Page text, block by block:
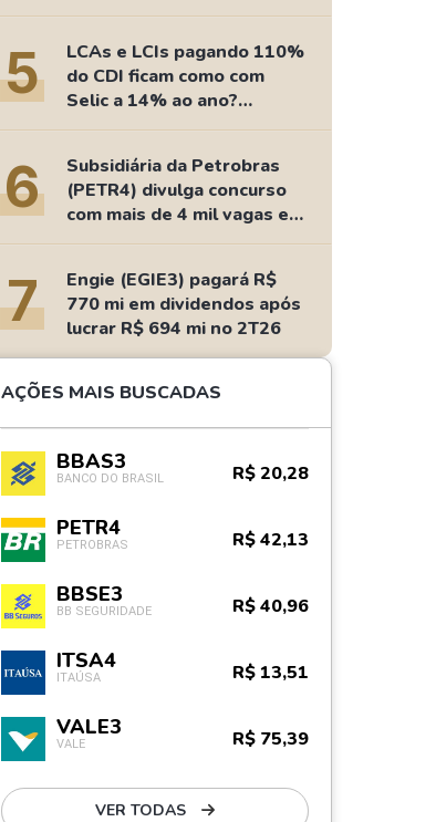
5
LCAs e LCIs pagando 110%
do CDI ficam como com
Selic a 14% ao ano?
Fizemos as contas
6
Subsidiária da Petrobras
(PETR4) divulga concurso
com mais de 4 mil vagas e
salários de até R$ 15 mil
7
Engie (EGIE3) pagará R$
770 mi em dividendos após
lucrar R$ 694 mi no 2T26
AÇÕES MAIS BUSCADAS
BBAS3
BANCO DO BRASIL R$ 20,28
PETR4
PETROBRAS R$ 42,13
BBSE3
BB SEGURIDADE R$ 40,96
ITSA4
ITAÚSA R$ 13,51
VALE3
VALE R$ 75,39
VER TODAS